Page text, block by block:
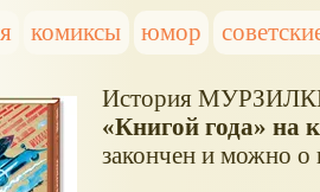
комиксы юмор
История
«Книгой года» на
закончен и можно о